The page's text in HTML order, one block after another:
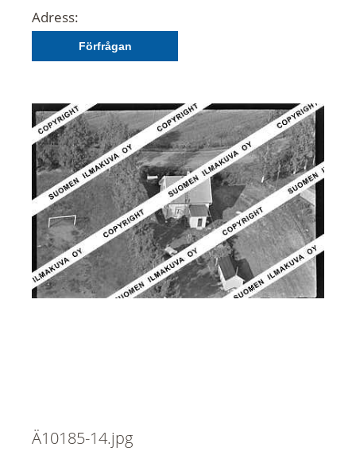
Adress:
Förfrågan
Ä10185-14.jpg